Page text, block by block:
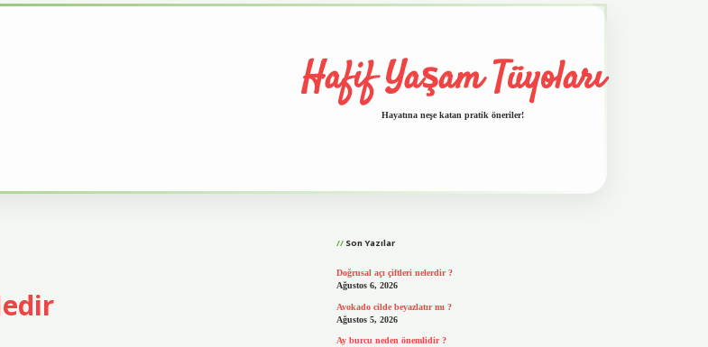
Hafif Yaşam Tüyoları
Hayatına neşe katan pratik öneriler!
Son Yazılar
Doğrusal açı çiftleri nelerdir ?
Ağustos 6, 2026
Avokado cilde beyazlatır mı ?
Ağustos 5, 2026
Ay burcu neden önemlidir ?